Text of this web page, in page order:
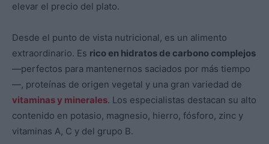
elevar el precio del plato.
Desde el punto de vista nutricional, es un alimento
extraordinario. Es rico en hidratos de carbono complejos
—perfectos para mantenernos saciados por más tiempo
—, proteínas de origen vegetal y una gran variedad de
vitaminas y minerales. Los especialistas destacan su alto
contenido en potasio, magnesio, hierro, fósforo, zinc y
vitaminas A, C y del grupo B.